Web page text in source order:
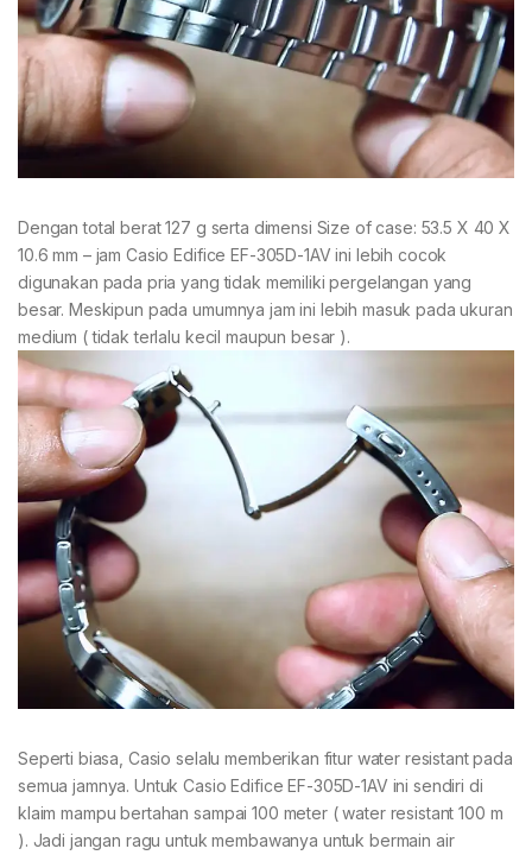
Dengan total berat 127 g serta dimensi Size of case: 53.5 X 40 X
10.6 mm – jam Casio Edifice EF-305D-1AV ini lebih cocok
digunakan pada pria yang tidak memiliki pergelangan yang
besar. Meskipun pada umumnya jam ini lebih masuk pada ukuran
medium ( tidak terlalu kecil maupun besar ).
Seperti biasa, Casio selalu memberikan fitur water resistant pada
semua jamnya. Untuk Casio Edifice EF-305D-1AV ini sendiri di
klaim mampu bertahan sampai 100 meter ( water resistant 100 m
). Jadi jangan ragu untuk membawanya untuk bermain air